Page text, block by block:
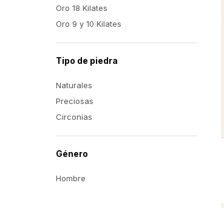
Oro 18 Kilates
Oro 9 y 10 Kilates
Tipo de piedra
Naturales
Preciosas
Circonias
Género
Hombre